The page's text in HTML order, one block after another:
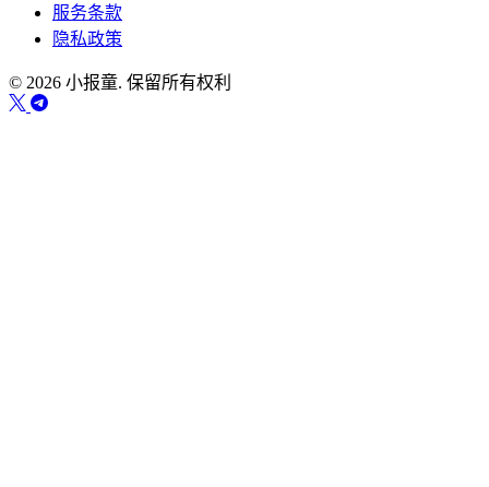
服务条款
隐私政策
© 2026 小报童. 保留所有权利